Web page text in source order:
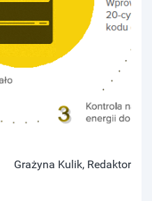
Grażyna Kulik, Redaktor